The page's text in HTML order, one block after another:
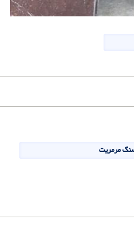
مرمریت